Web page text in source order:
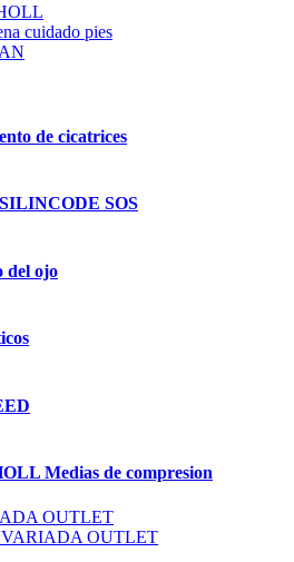
cuidado pies
de cicatrices
SOS
del ojo
Medias de compresion
OUTLET
OUTLET